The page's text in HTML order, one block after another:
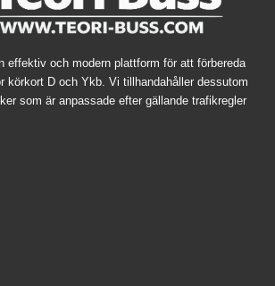
effektiv och modern plattform för att förbereda
körkort D och Ykb. Vi tillhandahåller dessutom
som är anpassade efter gällande trafikregler